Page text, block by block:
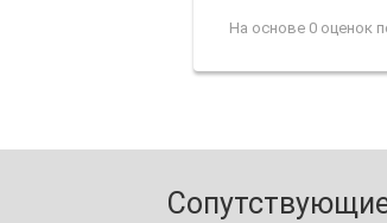
На основе 0 оценок